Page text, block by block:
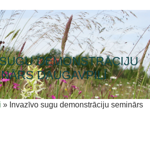
DEMONSTRĀCIJU
DAUGAVPILĪ
» Invazīvo sugu demonstrāciju seminārs